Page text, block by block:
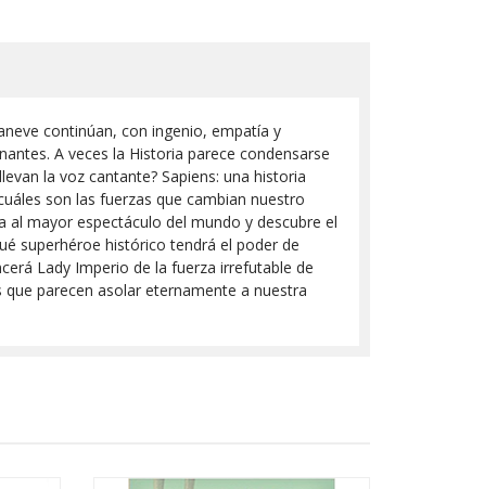
continúan, con ingenio, empatía y
A veces la Historia parece condensarse
la voz cantante? Sapiens: una historia
son las fuerzas que cambian nuestro
mayor espectáculo del mundo y descubre el
superhéroe histórico tendrá el poder de
Lady Imperio de la fuerza irrefutable de
parecen asolar eternamente a nuestra